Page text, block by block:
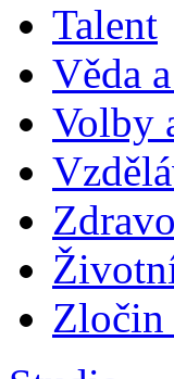
Talent
Věda
Volby
Zločin